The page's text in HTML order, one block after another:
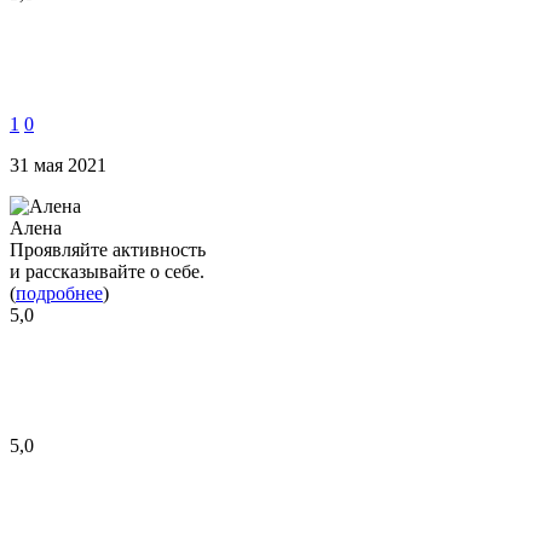
1 0
31 мая 2021
Алена
Проявляйте активность
и рассказывайте о себе.
(подробнее)
5,0
5,0